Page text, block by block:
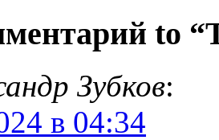
Зубков:
в 04:34